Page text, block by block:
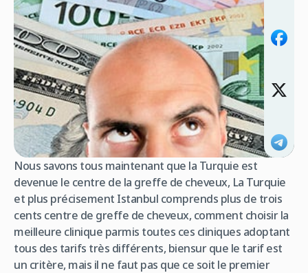
Nous savons tous maintenant que la Turquie est
devenue le centre de la greffe de cheveux, La Turquie
et plus précisement Istanbul comprends plus de trois
cents centre de greffe de cheveux, comment choisir la
meilleure clinique parmis toutes ces cliniques adoptant
tous des tarifs très différents, biensur que le tarif est
un critère, mais il ne faut pas que ce soit le premier